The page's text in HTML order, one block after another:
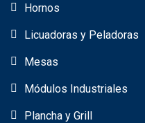
Hornos
Licuadoras y Peladoras
Mesas
Módulos Industriales
Plancha y Grill